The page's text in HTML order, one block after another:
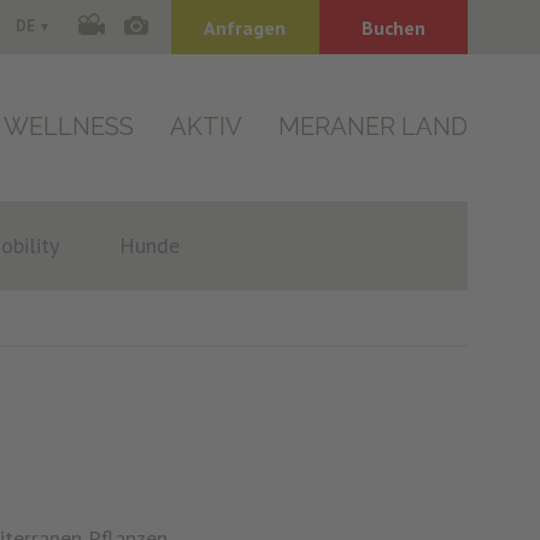
Anfragen Buchen
DE
WELLNESS AKTIV MERANER LAND
Hunde